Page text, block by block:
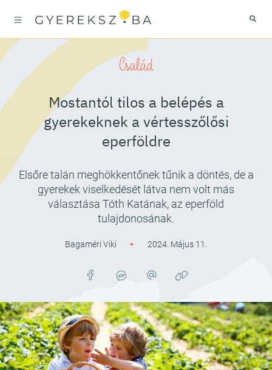
Család
Mostantól tilos a belépés a
gyerekeknek a vértesszőlősi
eperföldre
Elsőre talán meghökkentőnek tűnik a döntés, de a
gyerekek viselkedését látva nem volt más
választása Tóth Katának, az eperföld
tulajdonosának.
Bagaméri Viki 2024. Május 11.